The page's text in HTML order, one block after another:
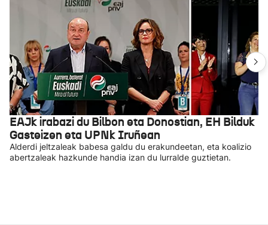
EAJk irabazi du Bilbon eta Donostian, EH Bilduk
Gasteizen eta UPNk Iruñean
Alderdi jeltzaleak babesa galdu du erakundeetan, eta koalizio
abertzaleak hazkunde handia izan du lurralde guztietan.